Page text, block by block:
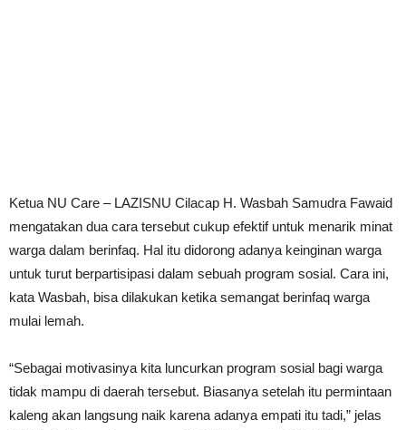
Ketua NU Care – LAZISNU Cilacap H. Wasbah Samudra Fawaid
mengatakan dua cara tersebut cukup efektif untuk menarik minat
warga dalam berinfaq. Hal itu didorong adanya keinginan warga
untuk turut berpartisipasi dalam sebuah program sosial. Cara ini,
kata Wasbah, bisa dilakukan ketika semangat berinfaq warga
mulai lemah.
“Sebagai motivasinya kita luncurkan program sosial bagi warga
tidak mampu di daerah tersebut. Biasanya setelah itu permintaan
kaleng akan langsung naik karena adanya empati itu tadi,” jelas